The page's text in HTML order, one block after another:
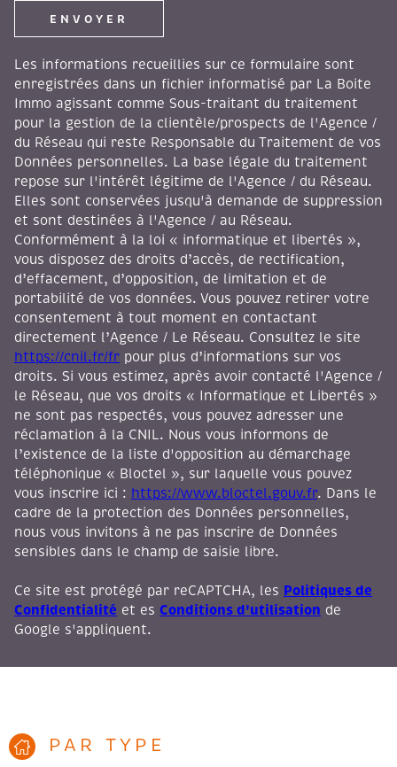
ENVOYER
Les informations recueillies sur ce formulaire sont
enregistrées dans un fichier informatisé par La Boite
Immo agissant comme Sous-traitant du traitement
pour la gestion de la clientèle/prospects de l'Agence /
du Réseau qui reste Responsable du Traitement de vos
Données personnelles. La base légale du traitement
repose sur l'intérêt légitime de l'Agence / du Réseau.
Elles sont conservées jusqu'à demande de suppression
et sont destinées à l'Agence / au Réseau.
Conformément à la loi « informatique et libertés »,
vous disposez des droits d’accès, de rectification,
d’effacement, d’opposition, de limitation et de
portabilité de vos données. Vous pouvez retirer votre
consentement à tout moment en contactant
directement l’Agence / Le Réseau. Consultez le site
https://cnil.fr/fr pour plus d’informations sur vos
droits. Si vous estimez, après avoir contacté l'Agence /
le Réseau, que vos droits « Informatique et Libertés »
ne sont pas respectés, vous pouvez adresser une
réclamation à la CNIL. Nous vous informons de
l’existence de la liste d'opposition au démarchage
téléphonique « Bloctel », sur laquelle vous pouvez
vous inscrire ici : https://www.bloctel.gouv.fr. Dans le
cadre de la protection des Données personnelles,
nous vous invitons à ne pas inscrire de Données
sensibles dans le champ de saisie libre.
Ce site est protégé par reCAPTCHA, les Politiques de
Confidentialité et es Conditions d'utilisation de
Google s'appliquent.
PAR TYPE